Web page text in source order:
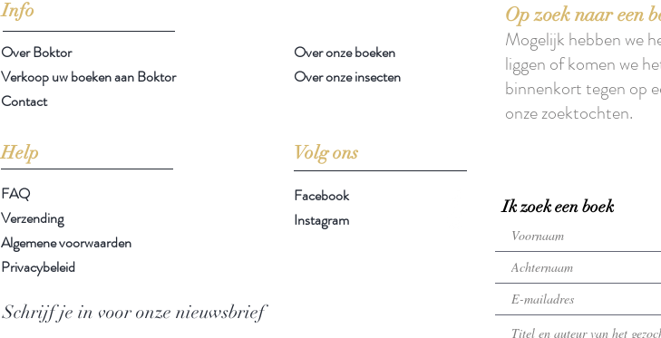
Info
Over Boktor
Verkoop uw boeken aan Boktor
Contact
Help Volg ons
Op zoek naar een
Mogelijk hebben we
liggen of komen we
binnenkort tegen op
onze zoektochten.
FAQ
Verzending
Algemene voorwaarden
Privacybeleid
Facebook
Instagram
Schrijf je in voor onze nieuwsbrief
Ik zoek een boek
Over onze boeken
Over onze insecten